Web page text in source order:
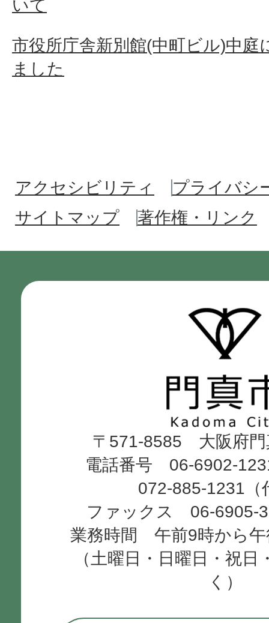
いて
市役所庁舎新別館(中町ビル)中庭
ました
アクセシビリティ
プライバシ
サイトマップ
著作権・リンク
市
Kadoma
City
〒571-8585 大阪府門
電話番号 06-6902-
072-885-1231（
ファックス 06-6905-
業務時間 午前9時から午
（土曜日・日曜日・祝日
く）